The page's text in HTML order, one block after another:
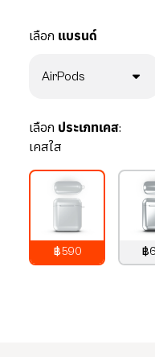
เลือก แบรนด์
AirPods
เลือก ประเภทเคส:
เคสใส
฿590
฿